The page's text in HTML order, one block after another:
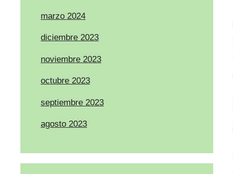
marzo 2024
diciembre 2023
noviembre 2023
octubre 2023
septiembre 2023
agosto 2023